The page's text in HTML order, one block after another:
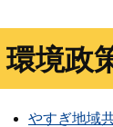
環境政
やすぎ地域